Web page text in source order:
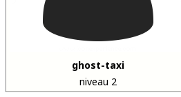
ghost-taxi
niveau 2